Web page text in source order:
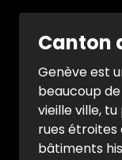
Canton
Genève est
beaucoup
vieille ville,
rues étroites
bâtiments